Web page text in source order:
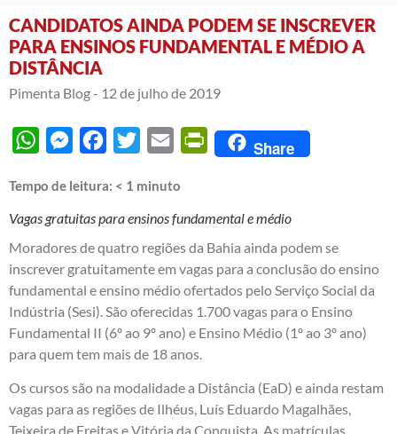
CANDIDATOS AINDA PODEM SE INSCREVER
PARA ENSINOS FUNDAMENTAL E MÉDIO A
DISTÂNCIA
Pimenta Blog - 12 de julho de 2019
WhatsAppMessengerFacebook
Twitter Email PrintFriendly
Share
Tempo de leitura: < 1 minuto
Vagas gratuitas para ensinos fundamental e médio
Moradores de quatro regiões da Bahia ainda podem se
inscrever gratuitamente em vagas para a conclusão do ensino
fundamental e ensino médio ofertados pelo Serviço Social da
Indústria (Sesi). São oferecidas 1.700 vagas para o Ensino
Fundamental II (6º ao 9º ano) e Ensino Médio (1º ao 3º ano)
para quem tem mais de 18 anos.
Os cursos são na modalidade a Distância (EaD) e ainda restam
vagas para as regiões de Ilhéus, Luís Eduardo Magalhães,
Teixeira de Freitas e Vitória da Conquista. As matrículas